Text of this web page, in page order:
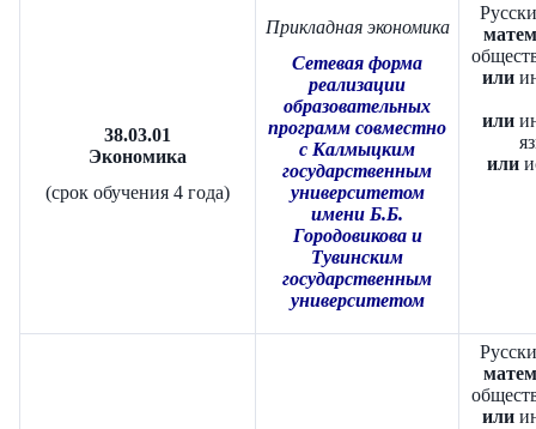
38.03.01
Экономика
(срок обучения 4 года)
Прикладная экономика
Сетевая форма
реализации
образовательных
программ совместно
с Калмыцким
государственным
университетом
имени Б.Б.
Городовикова и
Тувинским
государственным
университетом
или
или
или
Р
или